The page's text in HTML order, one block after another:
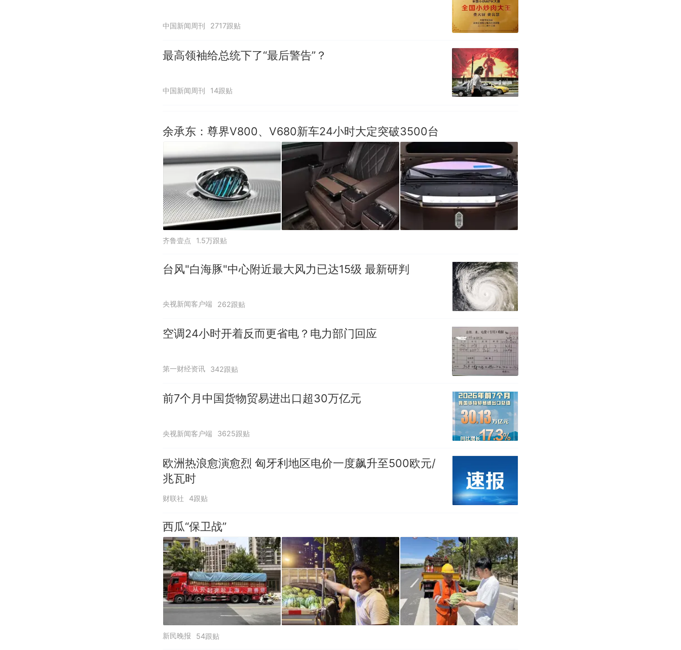
中国新闻周刊 2717跟贴
最高领袖给总统下了“最后警告”？
中国新闻周刊 14跟贴
余承东：尊界V800、V680新车24小时大定突破3500台
齐鲁壹点 1.5万跟贴
台风"白海豚"中心附近最大风力已达15级 最新研判
央视新闻客户端 262跟贴
空调24小时开着反而更省电？电力部门回应
第一财经资讯 342跟贴
前7个月中国货物贸易进出口超30万亿元
央视新闻客户端 3625跟贴
欧洲热浪愈演愈烈 匈牙利地区电价一度飙升至500欧元/
兆瓦时
财联社 4跟贴
西瓜“保卫战”
新民晚报 54跟贴